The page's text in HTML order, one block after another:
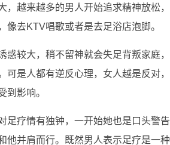
，越来越多的男人开始追求精神放松
像去KTV唱歌或者是去足浴店泡脚。
惑较大，稍不留神就会失足背叛家庭
可是人都有逆反心理，女人越是反对
到影响。
足疗情有独钟，一开始她也是口头警
他并肩而行。既然男人表示足疗是一